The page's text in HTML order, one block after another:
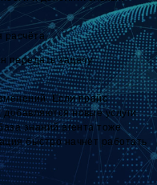
расчёта;
передать задачу
Если прайс
новые услуги
знаний агента тоже
быстро начнёт работать